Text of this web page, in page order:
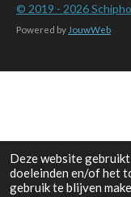
Deze website
doeleinden en/of het
gebruik te blijven
© 2019 - 2026
Powered by JouwWeb